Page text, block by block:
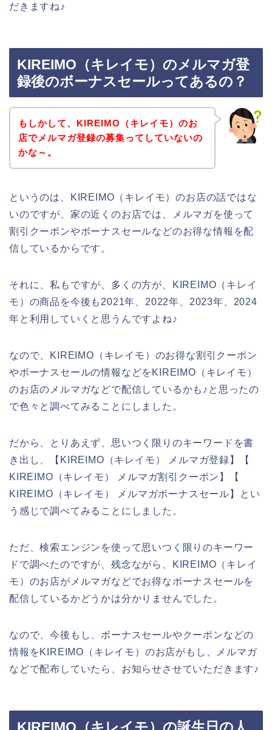
だきますね♪
KIREIMO（キレイモ）のメルマガ登
録後のボーナスセールってあるの？
もしかして、KIREIMO（キレイモ）のお
店でメルマガ登録の募集ってしていないの
かな～。
というのは、KIREIMO（キレイモ）のお店の話ではな
いのですが、家の近くのお店では、メルマガを使って
割引クーポンやボーナスセールなどのお得な情報を配
信しているからです。
それに、私もですが、多くの方が、KIREIMO（キレイ
モ）の商品を今後も2021年、2022年、2023年、2024
年と利用していくと思うんですよね♪
なので、KIREIMO（キレイモ）のお得な割引クーポン
やボーナスセールの情報などをKIREIMO（キレイモ）
のお店のメルマガなどで配信しているかも♪と思ったの
で色々と調べてみることにしました。
だから、とりあえず、思いつく限りのキーワードを書
き出し、【KIREIMO（キレイモ） メルマガ登録】【
KIREIMO（キレイモ） メルマガ割引クーポン】【
KIREIMO（キレイモ） メルマガボーナスセール】とい
う感じで調べてみることにしました。
ただ、検索エンジンを使って思いつく限りのキーワー
ドで調べたのですが、残念ながら、KIREIMO（キレイ
モ）のお店がメルマガなどでお得なボーナスセールを
配信しているかどうかは分かりませんでした。
なので、今後もし、ボーナスセールやクーポンなどの
情報をKIREIMO（キレイモ）のお店がもし、メルマガ
などで配布していたら、お知らせさせていただきます♪